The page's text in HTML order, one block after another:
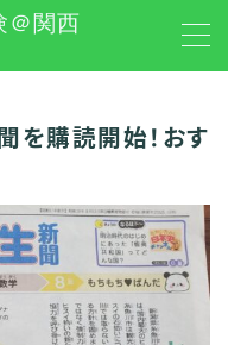
＠関西
を購読開始！おす